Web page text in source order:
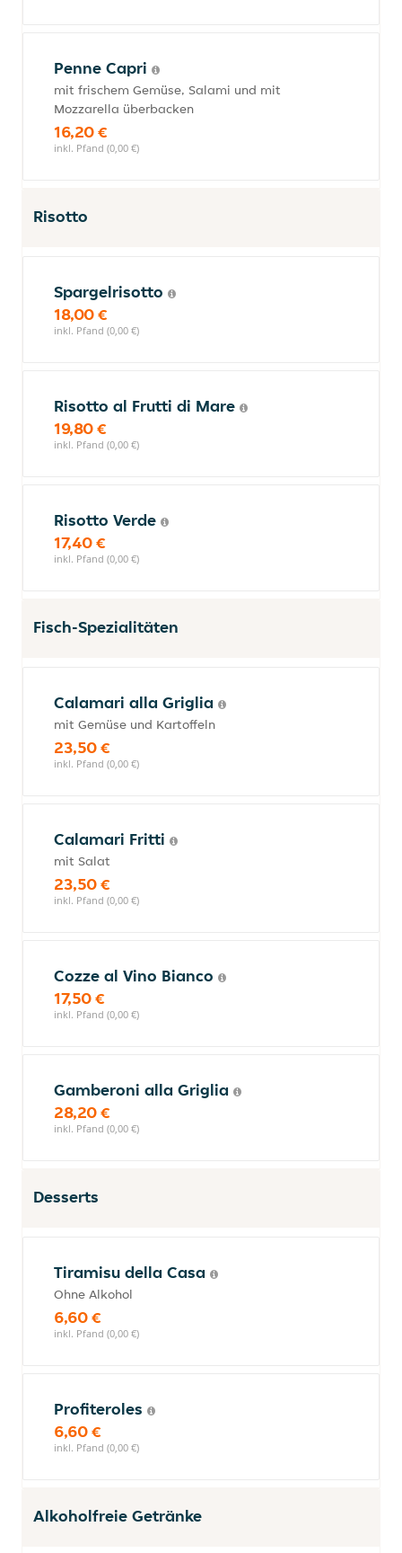
Penne Capri
mit frischem Gemüse, Salami und mit
Mozzarella überbacken
16,20 €
inkl. Pfand (0,00 €)
Risotto
Spargelrisotto
18,00 €
inkl. Pfand (0,00 €)
Risotto al Frutti di Mare
19,80 €
inkl. Pfand (0,00 €)
Risotto Verde
17,40 €
inkl. Pfand (0,00 €)
Fisch-Spezialitäten
Calamari alla Griglia
mit Gemüse und Kartoffeln
23,50 €
inkl. Pfand (0,00 €)
Calamari Fritti
mit Salat
23,50 €
inkl. Pfand (0,00 €)
Cozze al Vino Bianco
17,50 €
inkl. Pfand (0,00 €)
Gamberoni alla Griglia
28,20 €
inkl. Pfand (0,00 €)
Desserts
Tiramisu della Casa
Ohne Alkohol
6,60 €
inkl. Pfand (0,00 €)
Profiteroles
6,60 €
inkl. Pfand (0,00 €)
Alkoholfreie Getränke